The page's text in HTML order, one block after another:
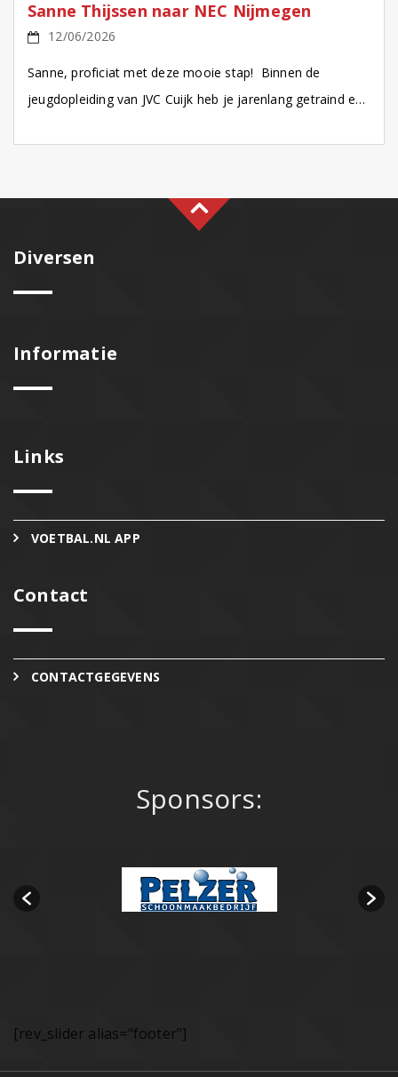
Sanne Thijssen naar NEC Nijmegen
12/06/2026
Sanne, proficiat met deze mooie stap! Binnen de
jeugdopleiding van JVC Cuijk heb je jarenlang getraind en
Diversen
Informatie
Links
VOETBAL.NL APP
Contact
CONTACTGEGEVENS
Sponsors:
[rev_slider alias="footer"]